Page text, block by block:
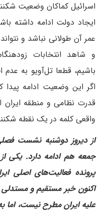
اسرائیل کماکان وضعیت
ایجاد دولت ادامه داشته
عمر آن طولانی نباشد و
و شاهد انتخابات
باشیم، قطعا تل‌آویو به عدم
اگر این وضعیت ادامه پیدا
قدرت نظامی و منطقه ایران
واقعی کلمه در یک نقطه
از دیروز دوشنبه نشست
جمعه هم ادامه دارد. یکی
پرونده فعالیت‌های اصلی
اکنون خبر مستقیم و
علیه ایران مطرح نیست، اما